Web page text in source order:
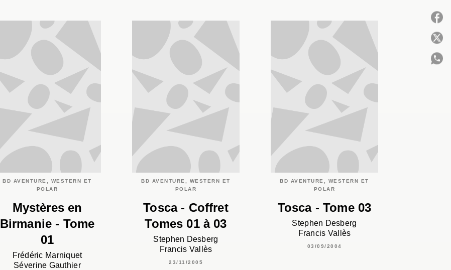
BD AVENTURE, WESTERN ET
POLAR
Mystères en
Birmanie - Tome
01
Frédéric Marniquet
Séverine Gauthier
BD AVENTURE, WESTERN ET
POLAR
Tosca - Coffret
Tomes 01 à 03
Stephen Desberg
Francis Vallès
23/11/2005
BD AVENTURE, WESTERN ET
POLAR
Tosca - Tome 03
Stephen Desberg
Francis Vallès
03/09/2004